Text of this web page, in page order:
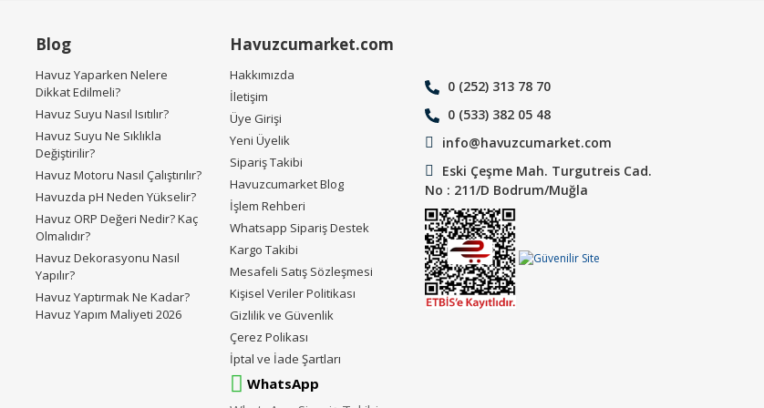
Blog
Havuz Yaparken Nelere
Dikkat Edilmeli?
Havuz Suyu Nasıl Isıtılır?
Havuz Suyu Ne Sıklıkla
Değiştirilir?
Havuz Motoru Nasıl Çalıştırılır?
Havuzda pH Neden Yükselir?
Havuz ORP Değeri Nedir? Kaç
Olmalıdır?
Havuz Dekorasyonu Nasıl
Yapılır?
Havuz Yaptırmak Ne Kadar?
Havuz Yapım Maliyeti 2026
Havuzcumarket.com
Hakkımızda
İletişim
Üye Girişi
Yeni Üyelik
Sipariş Takibi
Havuzcumarket Blog
İşlem Rehberi
Whatsapp Sipariş Destek
Kargo Takibi
Mesafeli Satış Sözleşmesi
Kişisel Veriler Politikası
Gizlilik ve Güvenlik
Çerez Polikası
İptal ve İade Şartları
WhatsApp
0 (252) 313 78 70
0 (533) 382 05 48
info@havuzcumarket.com
Eski Çeşme Mah. Turgutreis Cad.
No : 211/D Bodrum/Muğla